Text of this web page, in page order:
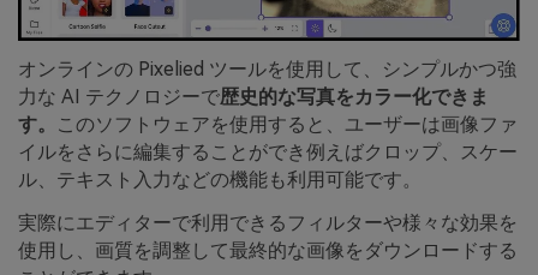
オンラインの Pixelied ツールを使用して、シンプルかつ強
力な AI テクノロジーで歴史的な写真をカラー化できま
す。
このソフトウェアを使用すると、ユーザーは画像ファ
イルをさらに編集することができ例えばクロップ、スケー
ル、テキスト入力などの機能も利用可能です。
実際にエディターで利用できるフィルターや様々な効果を
使用し、画質を調整して最終的な画像をダウンロードする